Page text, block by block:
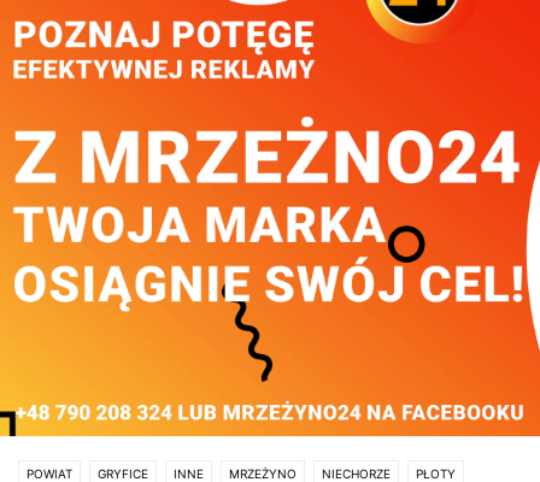
POWIAT GRYFICE INNE MRZEŻYNO NIECHORZE PŁOTY